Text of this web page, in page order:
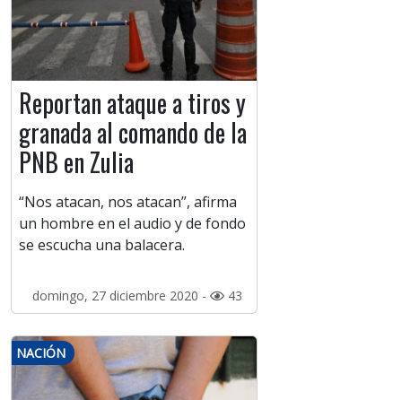
Reportan ataque a tiros y
granada al comando de la
PNB en Zulia
“Nos atacan, nos atacan”, afirma
un hombre en el audio y de fondo
se escucha una balacera.
domingo, 27 diciembre 2020 - 43
NACIÓN